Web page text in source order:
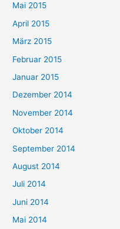
Mai 2015
April 2015
März 2015
Februar 2015
Januar 2015
Dezember 2014
November 2014
Oktober 2014
September 2014
August 2014
Juli 2014
Juni 2014
Mai 2014